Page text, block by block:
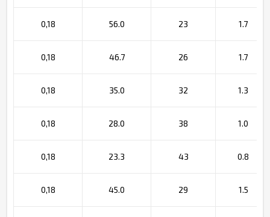
0,18 56.0 23 1.7
0,18 46.7 26 1.7
0,18 35.0 32 1.3
0,18 28.0 38 1.0
0,18 23.3 43 0.8
0,18 45.0 29 1.5